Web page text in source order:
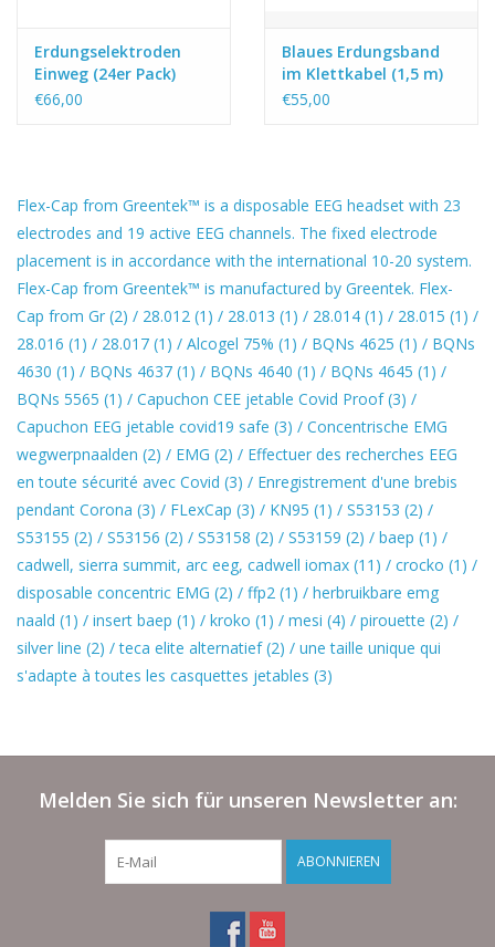
Erdungselektroden
Einweg (24er Pack)
€66,00
Blaues Erdungsband
im Klettkabel (1,5 m)
€55,00
Flex-Cap from Greentek™ is a disposable EEG headset with 23
electrodes and 19 active EEG channels. The fixed electrode
placement is in accordance with the international 10-20 system.
Flex-Cap from Greentek™ is manufactured by Greentek. Flex-
Cap from Gr (2) / 28.012 (1) / 28.013 (1) / 28.014 (1) / 28.015 (1) /
28.016 (1) / 28.017 (1) / Alcogel 75% (1) / BQNs 4625 (1) / BQNs
4630 (1) / BQNs 4637 (1) / BQNs 4640 (1) / BQNs 4645 (1) /
BQNs 5565 (1) / Capuchon CEE jetable Covid Proof(3) /
Capuchon EEG jetable covid19 safe (3) / Concentrische EMG
wegwerpnaalden (2) / EMG (2) / Effectuer des recherches EEG
en toute sécurité avec Covid (3) / Enregistrement d'une brebis
pendant Corona (3) / FLexCap (3) / KN95 (1) / S53153 (2) /
S53155 (2) / S53156 (2) / S53158 (2) / S53159 (2) / baep (1) /
cadwell, sierra summit, arc eeg, cadwell iomax (11) / crocko (1) /
disposable concentric EMG (2) / ffp2 (1) / herbruikbare emg
naald (1) / insert baep (1) / kroko (1) / mesi (4) / pirouette (2) /
silver line (2) /teca elite alternatief(2) / une taille unique qui
s'adapte à toutes les casquettes jetables (3)
Melden Sie sich für unseren Newsletter an:
ABONNIEREN